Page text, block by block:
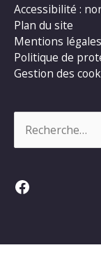
Accessibilité :
Plan du site
Mentions légales
Politique de
Gestion des
Facebook